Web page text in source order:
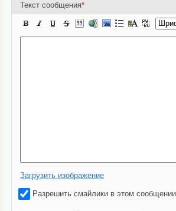
Текст сообщения*
Загрузить изображение
Разрешить смайлики в этом сообщении